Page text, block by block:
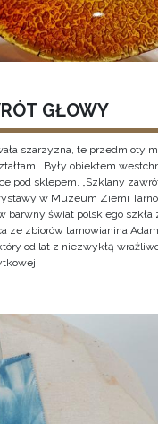
GŁOWY
szarzyzna, te przedmioty
Były obiektem
pod sklepem. „Szklany
w Muzeum Ziemi
barwny świat polskiego szkła
ze zbiorów tarnowianina
od lat z niezwykłą